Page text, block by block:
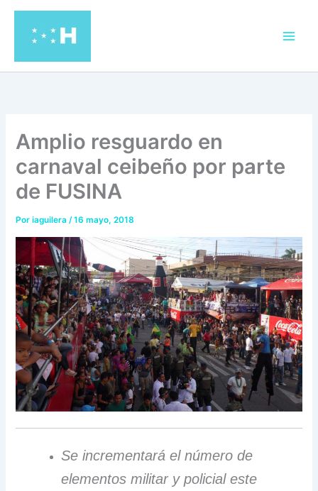
contenido
Amplio resguardo en
carnaval ceibeño por parte
de FUSINA
Poriaguilera/16 mayo, 2018
Se incrementará el número de
elementos militar y policial este